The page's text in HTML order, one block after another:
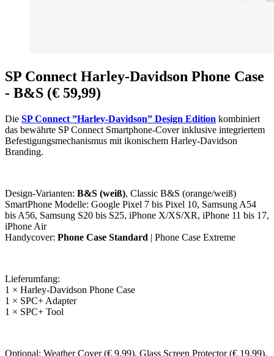
SP Connect Harley-Davidson Phone Case
- B&S (€ 59,99)
Die SP Connect ”Harley-Davidson” Design Edition kombiniert
das bewährte SP Connect Smartphone-Cover inklusive integriertem
Befestigungsmechanismus mit ikonischem Harley-Davidson
Branding.
Design-Varianten: B&S (weiß), Classic B&S (orange/weiß)
SmartPhone Modelle: Google Pixel 7 bis Pixel 10, Samsung A54
bis A56, Samsung S20 bis S25, iPhone X/XS/XR, iPhone 11 bis 17,
iPhone Air
Handycover: Phone Case Standard | Phone Case Extreme
Lieferumfang:
1 × Harley-Davidson Phone Case
1 × SPC+ Adapter
1 × SPC+ Tool
Optional: Weather Cover (€ 9,99), Glass Screen Protector (€ 19,99),